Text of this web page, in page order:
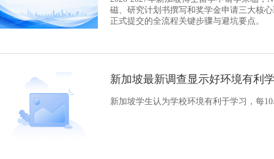
磁、研究计划书撰写和奖学金申请三大核
正式提交的全流程关键步骤与避坑要点。
新加坡最新调查显示好环境有利
新加坡学生认为学校环境有利于学习，每